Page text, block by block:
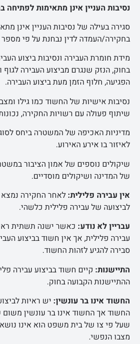
נסיבות העניין אינן מתאימות
סגירה בעילה של נסיבות העניין אינן
בחקירה/העמדה לדין נבחנת על פי מספר
מידת חומרת העבירה ונסיבות ביצוע
בחוק, הנזק שנגרם מביצוע העבירה
הפגיעה, חלוף הזמן מעת ביצוע העבירה.
נסיבות אישיות של החשוד כמו גילו
שיתוף פעולה עם רשויות החקירה,
מדיניות האכיפה של המשטרה ביחס
לאיזור בו אירע האירוע.
שיקולים נוספים של אמון הציבור
של המדינה ושיקולים מוסדיים.
אין עבירה פלילית: לאחר החקירה
לביצועה של עבירה פלילית כלשהי.
עבריין לא נודע: כאשר ישנה תשתית
עבירה פלילית, אך אין חשוד בביצוע
סבירה להגיע לזהות החשוד.
התיישנות: קיים חשוד בביצוע עבירה
ההתיישנות הקבועה בחוק.
החשוד אינו בר עונשין: יש ראיות
שעל פי צו של בית משפט הוא אינו
מצבו הנפשי.